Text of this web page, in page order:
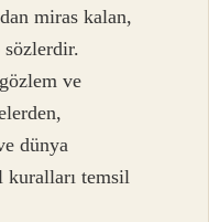
miras kalan,
sözlerdir.
ve
dünya
kuralları temsil